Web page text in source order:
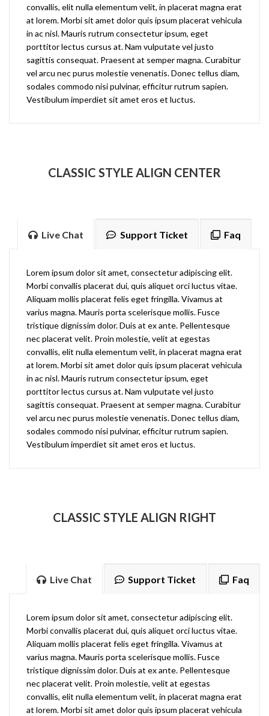
convallis, elit nulla elementum velit, in placerat magna erat
at lorem. Morbi sit amet dolor quis ipsum placerat vehicula
in ac nisl. Mauris rutrum consectetur ipsum, eget
porttitor lectus cursus at. Nam vulputate vel justo
sagittis consequat. Praesent at semper magna. Curabitur
vel arcu nec purus molestie venenatis. Donec tellus diam,
sodales commodo nisi pulvinar, efficitur rutrum sapien.
Vestibulum imperdiet sit amet eros et luctus.
CLASSIC STYLE ALIGN CENTER
Live Chat Support Ticket Faq
Lorem ipsum dolor sit amet, consectetur adipiscing elit.
Morbi convallis placerat dui, quis aliquet orci luctus vitae.
Aliquam mollis placerat felis eget fringilla. Vivamus at
varius magna. Mauris porta scelerisque mollis. Fusce
tristique dignissim dolor. Duis at ex ante. Pellentesque
nec placerat velit. Proin molestie, velit at egestas
convallis, elit nulla elementum velit, in placerat magna erat
at lorem. Morbi sit amet dolor quis ipsum placerat vehicula
in ac nisl. Mauris rutrum consectetur ipsum, eget
porttitor lectus cursus at. Nam vulputate vel justo
sagittis consequat. Praesent at semper magna. Curabitur
vel arcu nec purus molestie venenatis. Donec tellus diam,
sodales commodo nisi pulvinar, efficitur rutrum sapien.
Vestibulum imperdiet sit amet eros et luctus.
CLASSIC STYLE ALIGN RIGHT
Live Chat Support Ticket Faq
Lorem ipsum dolor sit amet, consectetur adipiscing elit.
Morbi convallis placerat dui, quis aliquet orci luctus vitae.
Aliquam mollis placerat felis eget fringilla. Vivamus at
varius magna. Mauris porta scelerisque mollis. Fusce
tristique dignissim dolor. Duis at ex ante. Pellentesque
nec placerat velit. Proin molestie, velit at egestas
convallis, elit nulla elementum velit, in placerat magna erat
at lorem. Morbi sit amet dolor quis ipsum placerat vehicula